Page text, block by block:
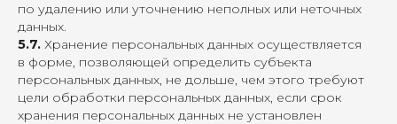
по удалению или уточнению неполных или неточных
данных.
5.7. Хранение персональных данных осуществляется
в форме, позволяющей определить субъекта
персональных данных, не дольше, чем этого требуют
цели обработки персональных данных, если срок
хранения персональных данных не установлен